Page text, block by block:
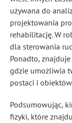
używana do
projektowania
rehabilitację. W
dla sterowania
Ponadto,
gdzie umożliwia
postaci i
Podsumowując,
fizyki, które